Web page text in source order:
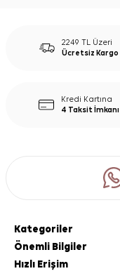
2249 TL Üzeri
Ücretsiz Kargo
Kredi Kartına
4 Taksit İmkanı
Kategoriler
Önemli Bilgiler
Hızlı Erişim